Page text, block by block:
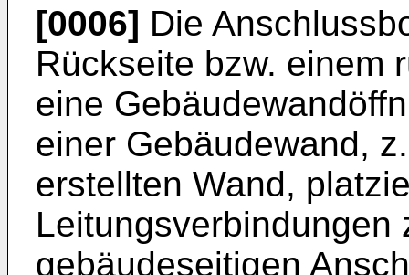
[0006] Die
Rückseite bzw. einem
eine
einer Gebäudewand,
erstellten Wand,
Leitungsverbindungen
gebäudeseitigen